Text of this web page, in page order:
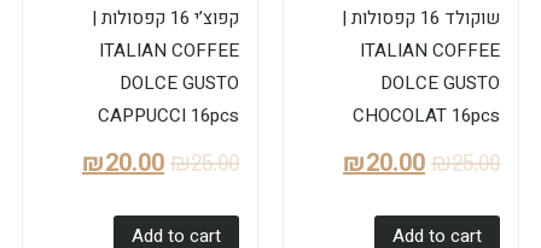
שוקולד 16 קפסולות |
ITALIAN COFFEE
DOLCE GUSTO
CHOCOLAT 16pcs
₪25.00
₪20.00
Add to cart
קפוצ’י 16 קפסולות |
ITALIAN COFFEE
DOLCE GUSTO
CAPPUCCI 16pcs
₪25.00
₪20.00
Add to cart